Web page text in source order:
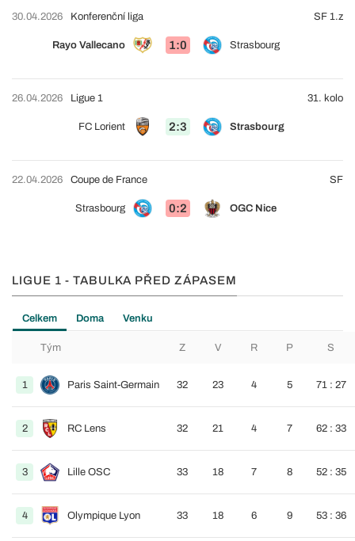
30.04.2026
Rayo Vallecano 1:0 Strasbourg
Konferenční liga SF 1.z
26.04.2026
FC Lorient 2:3 Strasbourg
Ligue 1 31. kolo
22.04.2026
Strasbourg 0:2 OGC Nice
Coupe de France SF
LIGUE 1 - TABULKA PŘED ZÁPASEM
Celkem Doma Venku
Tým Z V R P S
1 Paris Saint-Germain 32 23 4 5 71 : 27
2 RC Lens 32 21 4 7 62 : 33
3 Lille OSC 33 18 7 8 52 : 35
4 Olympique Lyon 33 18 6 9 53 : 36